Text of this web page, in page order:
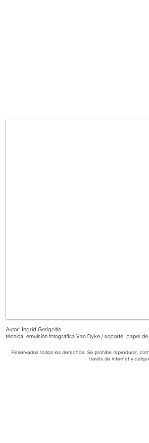
Autor: Ingrid Gorigoitía
técnica: emulsión fotográfica Van Dyke / soporte: papel de
Reservados todos los derechos. Se prohibe reproducir,
través de internet y